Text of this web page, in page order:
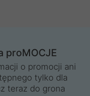
proMOCJE
o promocji ani
tylko dla
teraz do grona